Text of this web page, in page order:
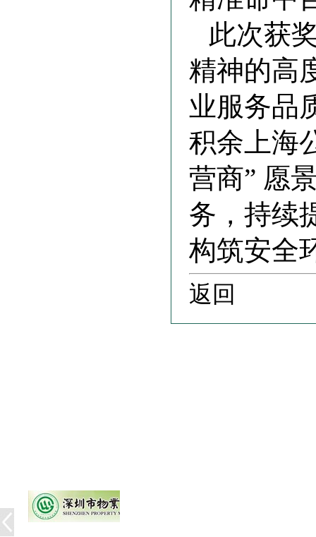
此次获
精神的高
业服务品
积余上海
营商” 愿
务，持续
构筑安全
返回